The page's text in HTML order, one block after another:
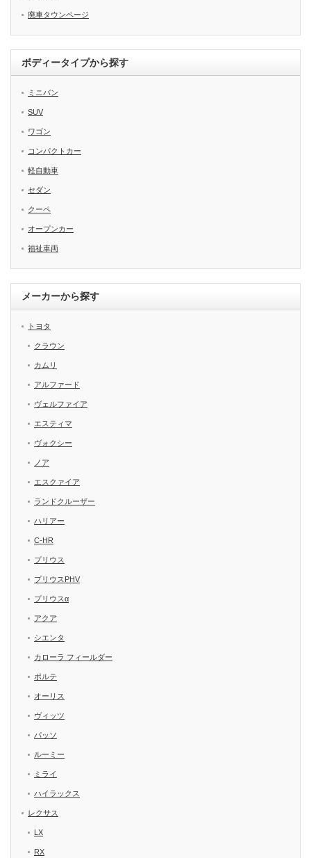
廃車タウンページ
ボディータイプから探す
ミニバン
SUV
ワゴン
コンパクトカー
軽自動車
セダン
クーペ
オープンカー
福祉車両
メーカーから探す
トヨタ
クラウン
カムリ
アルファード
ヴェルファイア
エスティマ
ヴォクシー
ノア
エスクァイア
ランドクルーザー
ハリアー
C-HR
プリウス
プリウスPHV
プリウスα
アクア
シエンタ
カローラ フィールダー
ポルテ
オーリス
ヴィッツ
パッソ
ルーミー
ミライ
ハイラックス
レクサス
LX
RX